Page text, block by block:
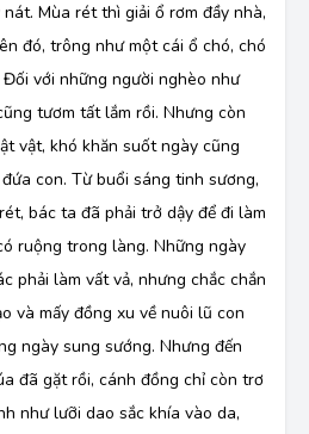
Mùa rét thì giải ổ rơm đầy nhà,
đó, trông như một cái ổ chó, chó
với những người nghèo như
tươm tất lắm rồi. Nhưng còn
vật, khó khăn suốt ngày cũng
con. Từ buổi sáng tinh sương,
bác ta đã phải trở dậy để đi làm
ruộng trong làng. Những ngày
phải làm vất vả, nhưng chắc chắn
và mấy đồng xu về nuôi lũ con
ngày sung sướng. Nhưng đến
đã gặt rồi, cánh đồng chỉ còn trơ
như lưỡi dao sắc khía vào da,